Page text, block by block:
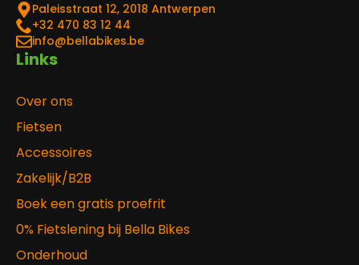
Paleisstraat 12, 2018 Antwerpen
‎+32 470 83 12 44
info@bellabikes.be
Links
Over ons
Fietsen
Accessoires
Zakelijk/B2B
Boek een gratis proefrit
0% Fietslening bij Bella Bikes
Onderhoud